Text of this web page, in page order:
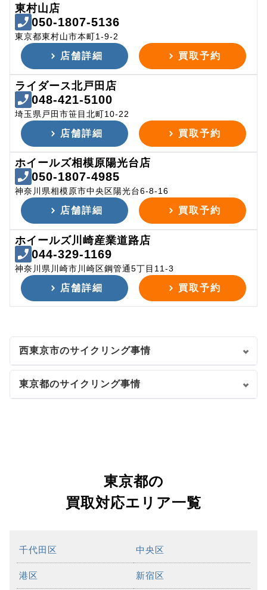
東村山店
050-1807-5136
東京都東村山市本町1-9-2
店舗詳細 買取予約
ライダース北戸田店
048-421-5100
埼玉県戸田市笹目北町10-22
店舗詳細 買取予約
ホイールズ相模原陽光台店
050-1807-4985
神奈川県相模原市中央区陽光台6-8-16
店舗詳細 買取予約
ホイールズ川崎産業道路店
044-329-1169
神奈川県川崎市川崎区鋼管通5丁目11-3
店舗詳細 買取予約
西東京市のサイクリング事情
東京都のサイクリング事情
東京都の
買取対応エリア一覧
千代田区 中央区
港区 新宿区